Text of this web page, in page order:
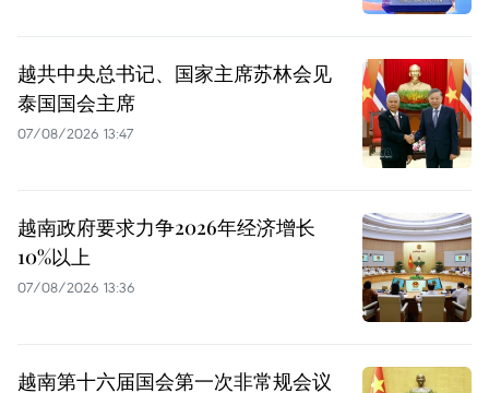
越共中央总书记、国家主席苏林会见
泰国国会主席
07/08/2026 13:47
越南政府要求力争2026年经济增长
10%以上
07/08/2026 13:36
越南第十六届国会第一次非常规会议